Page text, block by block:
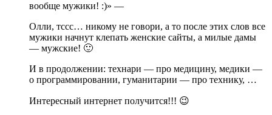
вообще мужики! :)» —
Олли, тссс… никому не говори, а то после этих слов все
мужики начнут клепать женские сайты, а милые дамы
— мужские! 🙂
И в продолжении: технари — про медицину, медики —
о программировании, гуманитарии — про технику, …
Интересный интернет получится!!! 😉